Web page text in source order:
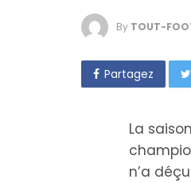
By TOUT-
Partagez
La
n’a